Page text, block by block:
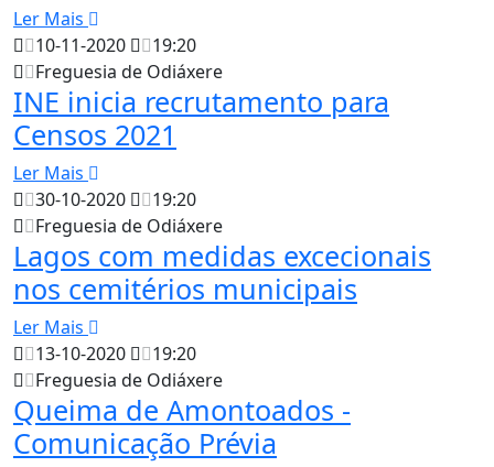
Ler Mais
10-11-2020
19:20
Freguesia de Odiáxere
INE inicia recrutamento para
Censos 2021
Ler Mais
30-10-2020
19:20
Freguesia de Odiáxere
Lagos com medidas excecionais
nos cemitérios municipais
Ler Mais
13-10-2020
19:20
Freguesia de Odiáxere
Queima de Amontoados -
Comunicação Prévia